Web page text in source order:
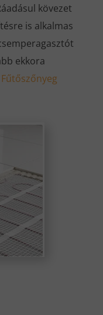
kövezet
is alkalmas
ekkora
Fűtőszőnyeg